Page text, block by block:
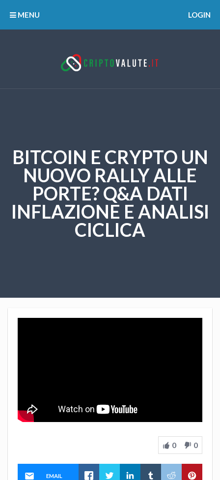
MENU LOGIN
BITCOIN E CRYPTO UN
NUOVO RALLY ALLE
PORTE? Q&A DATI
INFLAZIONE E ANALISI
CICLICA
0 0
EMAIL